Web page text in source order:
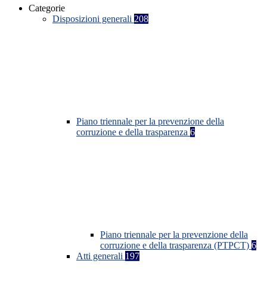
Categorie
Disposizioni generali 208
Piano triennale per la prevenzione della
corruzione e della trasparenza 6
Piano triennale per la prevenzione della
corruzione e della trasparenza (PTPCT) 6
Atti generali 197